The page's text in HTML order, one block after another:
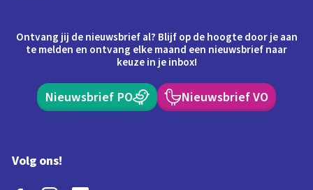
Ontvang jij de nieuwsbrief al? Blijf op de hoogte door je aan
te melden en ontvang elke maand een nieuwsbrief naar
keuze in je inbox!
Nieuwsbrief PO Nieuwsbrief VO
Volg ons!